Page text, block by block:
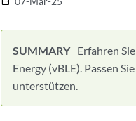
Erfahren
Energy (vBLE). Passen
unterstützen.